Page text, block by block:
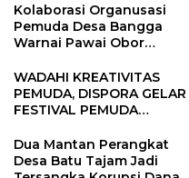
Kolaborasi Organusasi
Pemuda Desa Bangga
Warnai Pawai Obor
2026
WADAHI KREATIVITAS
PEMUDA, DISPORA GELAR
FESTIVAL PEMUDA
Dua Mantan Perangkat
Desa Batu Tajam Jadi